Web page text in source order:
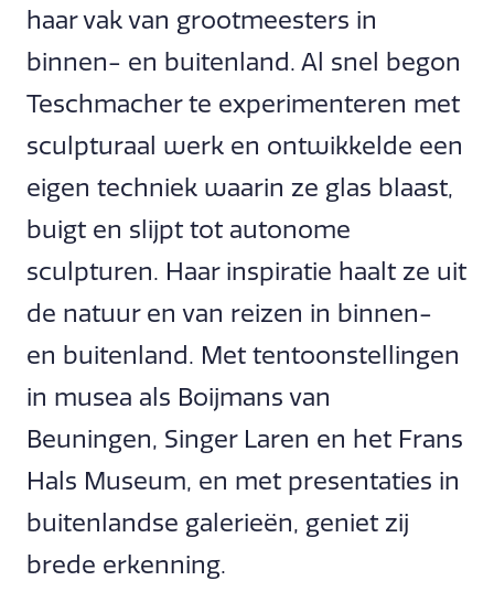
haar vak van grootmeesters in
binnen- en buitenland. Al snel begon
Teschmacher te experimenteren met
sculpturaal werk en ontwikkelde een
eigen techniek waarin ze glas blaast,
buigt en slijpt tot autonome
sculpturen. Haar inspiratie haalt ze uit
de natuur en van reizen in binnen-
en buitenland. Met tentoonstellingen
in musea als Boijmans van
Beuningen, Singer Laren en het Frans
Hals Museum, en met presentaties in
buitenlandse galerieën, geniet zij
brede erkenning.